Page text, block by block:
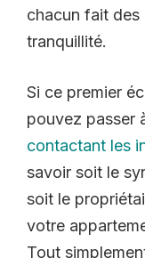
chacun fait
tranquillité.
Si ce premier
pouvez passer
contactant les
savoir soit le
soit le
votre
Tout